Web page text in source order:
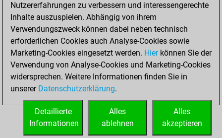
Bauer setzt Matt
0
Erstickte Matts
Unterverwandlungen
Türme auf der siebten
0
STARTSEITE
Nutzererfahrungen zu verbessern und interessengerechte
Inhalte auszuspielen. Abhängig von ihrem
Verwendungszweck können dabei neben technisch
erforderlichen Cookies auch Analyse-Cookies sowie
Marketing-Cookies eingesetzt werden. Hierkönnen Sie der
Verwendung von Analyse-Cookies und Marketing-Cookies
widersprechen. Weitere Informationen finden Sie in
unserer Datenschutzerklärung.
Alles
akzeptieren
Alles
ablehnen
Detaillierte
Informationen